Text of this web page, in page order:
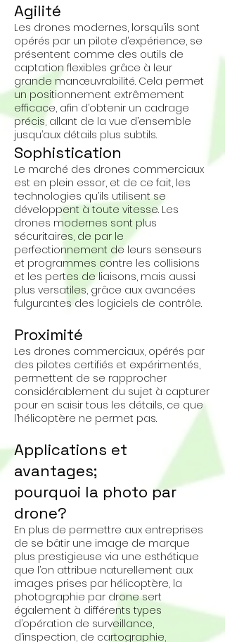
Agilité
Les drones modernes, lorsqu’ils sont
opérés par un pilote d’expérience, se
présentent comme des outils de
captation flexibles grâce à leur
grande manœuvrabilité. Cela permet
un positionnement extrêmement
efficace, afin d’obtenir un cadrage
précis, allant de la vue d’ensemble
jusqu’aux détails plus subtils.
Sophistication
Le marché des drones commerciaux
est en plein essor, et de ce fait, les
technologies qu’ils utilisent se
développent à toute vitesse. Les
drones modernes sont plus
sécuritaires, de par le
perfectionnement de leurs senseurs
et programmes contre les collisions
et les pertes de liaisons, mais aussi
plus versatiles, grâce aux avancées
fulgurantes des logiciels de contrôle.
Proximité
Les drones commerciaux, opérés par
des pilotes certifiés et expérimentés,
permettent de se rapprocher
considérablement du sujet à capturer
pour en saisir tous les détails, ce que
l’hélicoptère ne permet pas.
Applications et
avantages;
pourquoi la photo par
drone?
En plus de permettre aux entreprises
de se bâtir une image de marque
plus prestigieuse via une esthétique
que l’on attribue naturellement aux
images prises par hélicoptère, la
photographie par drone sert
également à différents types
d’opération de surveillance,
d’inspection, de cartographie,